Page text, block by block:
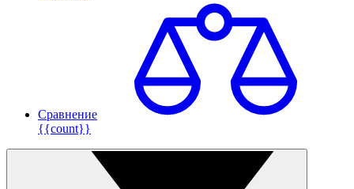
Сравнение
{{count}}